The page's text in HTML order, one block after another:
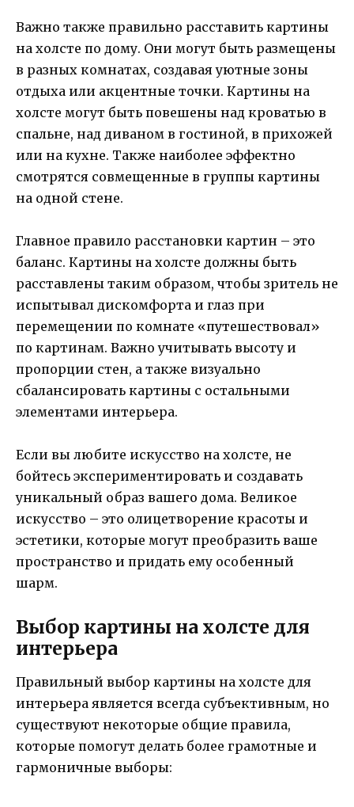
Важно также правильно расставить картины
на холсте по дому. Они могут быть размещены
в разных комнатах, создавая уютные зоны
отдыха или акцентные точки. Картины на
холсте могут быть повешены над кроватью в
спальне, над диваном в гостиной, в прихожей
или на кухне. Также наиболее эффектно
смотрятся совмещенные в группы картины
на одной стене.
Главное правило расстановки картин – это
баланс. Картины на холсте должны быть
расставлены таким образом, чтобы зритель не
испытывал дискомфорта и глаз при
перемещении по комнате «путешествовал»
по картинам. Важно учитывать высоту и
пропорции стен, а также визуально
сбалансировать картины с остальными
элементами интерьера.
Если вы любите искусство на холсте, не
бойтесь экспериментировать и создавать
уникальный образ вашего дома. Великое
искусство – это олицетворение красоты и
эстетики, которые могут преобразить ваше
пространство и придать ему особенный
шарм.
Выбор картины на холсте для
интерьера
Правильный выбор картины на холсте для
интерьера является всегда субъективным, но
существуют некоторые общие правила,
которые помогут делать более грамотные и
гармоничные выборы: